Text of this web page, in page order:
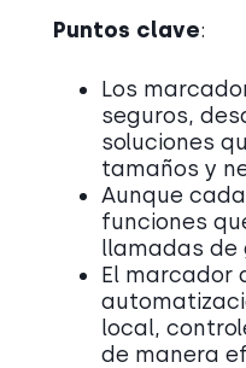
Puntos clave:
Los
seguros,
soluciones
tamaños y
Aunque
funciones
llamadas de
El marcador
local,
de manera